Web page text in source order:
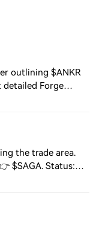
outlining $ANKR
detailed Forge
Square mood
the trade area.
$SAGA. Status:
0.01348–